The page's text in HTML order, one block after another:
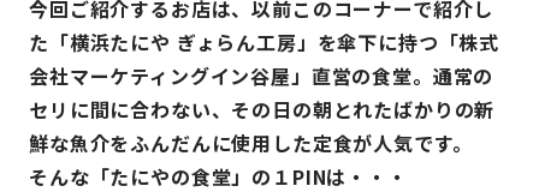
今回ご紹介するお店は、以前このコーナーで紹介し
た「横浜たにや ぎょらん工房」を傘下に持つ「株式
会社マーケティングイン谷屋」直営の食堂。通常の
セリに間に合わない、その日の朝とれたばかりの新
鮮な魚介をふんだんに使用した定食が人気です。
そんな「たにやの食堂」の１PINは・・・